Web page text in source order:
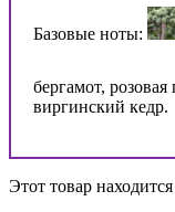
Базовые ноты:
бергамот,
виргинский кедр.
Этот товар